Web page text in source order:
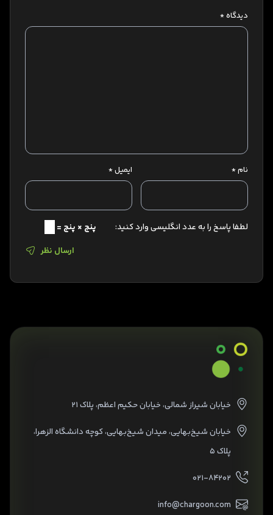
دیدگاه*
نام* ایمیل*
لطفا پاسخ را به عدد انگلیسی وارد کنید:
پنج × پنج =
ارسال نظر
خیابان شیراز شمالی، خیابان حکیم اعظم، پلاک ۲۱
خیابان شیخ‌بهایی، میدان شیخ‌بهایی، کوچه دانشگاه الزهرا،
پلاک ۵
۰۲۱-۸۴۲۰۲
info@chargoon.com